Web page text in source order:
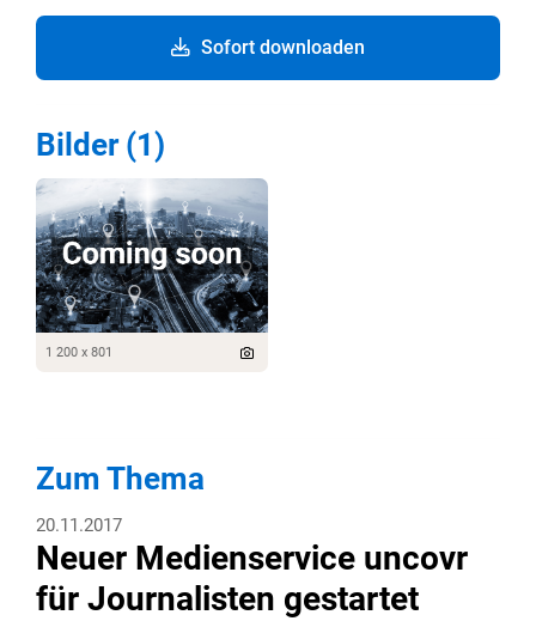
Sofort downloaden
Bilder (1)
1 200 x 801
Zum Thema
20.11.2017
Neuer Medienservice uncovr
für Journalisten gestartet